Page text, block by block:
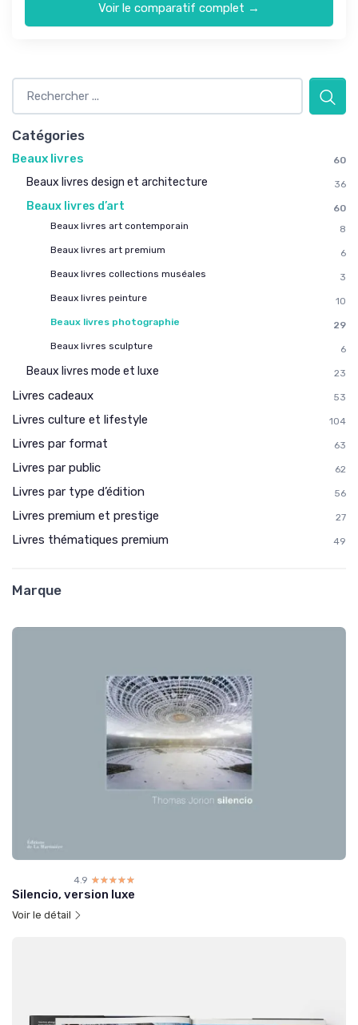
Voir le comparatif complet →
Catégories
Beaux livres 60
Beaux livres design et architecture 36
Beaux livres d’art
60
Beaux livres art contemporain
8
Beaux livres art premium
6
Beaux livres collections muséales
3
Beaux livres peinture
10
Beaux livres photographie
29
Beaux livres sculpture
6
Beaux livres mode et luxe 23
Livres cadeaux 53
Livres culture et lifestyle 104
Livres par format 63
Livres par public 62
Livres par type d’édition 56
Livres premium et prestige 27
Livres thématiques premium 49
Marque
4.9 ☆☆☆☆☆
★★★★★
Silencio, version luxe
Voir le détail